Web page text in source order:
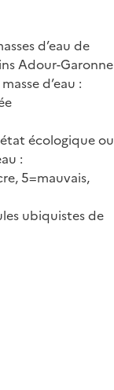
d’eau de
Adour-Garonne
d’eau :
écologique ou
:
5=mauvais,
ubiquistes de